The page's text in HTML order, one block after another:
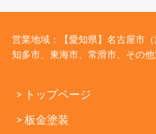
営業地域：【愛知県】名古屋市
知多市、東海市、常滑市、その
> トップページ
> 板金塗装